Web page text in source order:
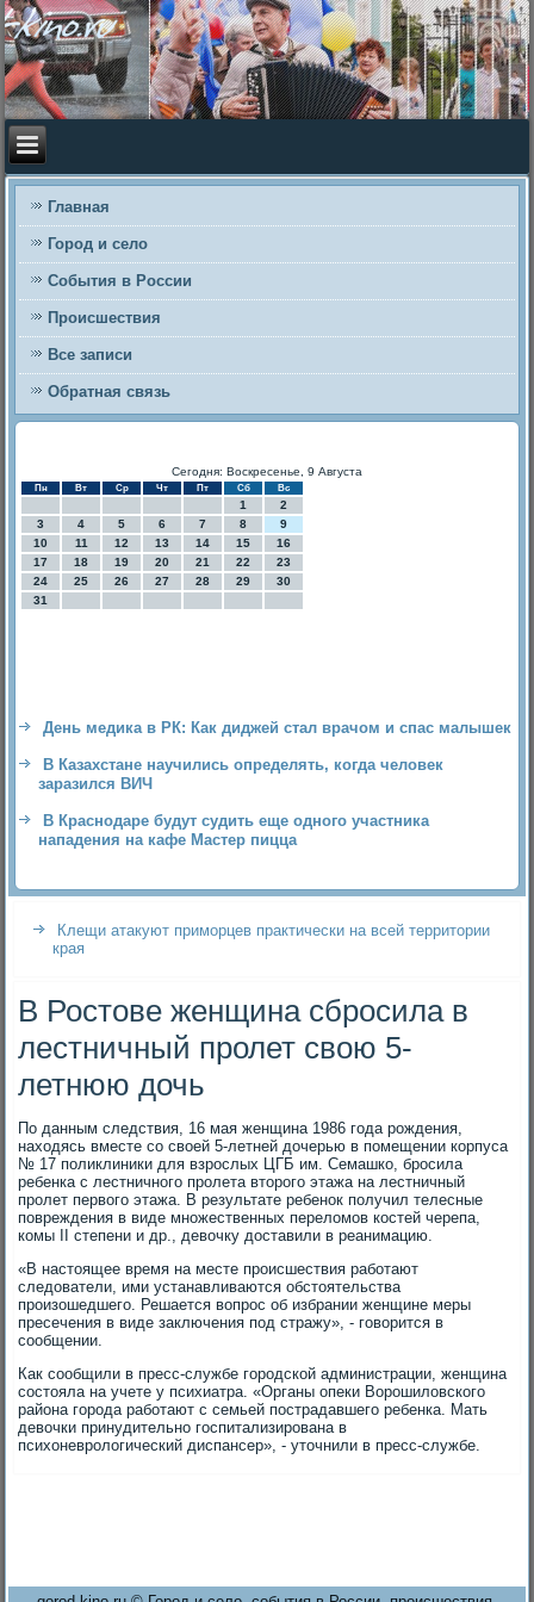
Главная
Город и село
События в России
Происшествия
Все записи
Обратная связь
Сегодня: Воскресенье, 9 Августа
Пн Вт Ср Чт Пт Сб Вс
1
2
3
4 5 6 7 8
9
10
11 12 13 14 15
16
17
18 19 20 21 22
23
24
25 26 27 28 29
30
31
День медика в РК: Как диджей стал врачом и спас малышек
В Казахстане научились определять, когда человек
заразился ВИЧ
В Краснодаре будут судить еще одного участника
нападения на кафе Мастер пицца
Клещи атакуют приморцев практически на всей территории
края
В Ростове женщина сбросила в
лестничный пролет свою 5-
летнюю дочь
По данным следствия, 16 мая женщина 1986 года рождения,
находясь вместе со своей 5-летней дочерью в помещении корпуса
№ 17 поликлиники для взрослых ЦГБ им. Семашко, бросила
ребенка с лестничного пролета второго этажа на лестничный
пролет первого этажа. В результате ребенок получил телесные
повреждения в виде множественных переломов костей черепа,
комы II степени и др., девочку доставили в реанимацию.
«В настоящее время на месте происшествия работают
следователи, ими устанавливаются обстоятельства
произошедшего. Решается вопрос об избрании женщине меры
пресечения в виде заключения под стражу», - говорится в
сообщении.
Как сообщили в пресс-службе городской администрации, женщина
состояла на учете у психиатра. «Органы опеки Ворошиловского
района города работают с семьей пострадавшего ребенка. Мать
девочки принудительно госпитализирована в
психоневрологический диспансер», - уточнили в пресс-службе.